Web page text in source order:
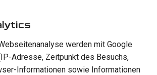
werden mit Google
Adresse, Zeitpunkt des Besuchs,
Informationen sowie Informationen